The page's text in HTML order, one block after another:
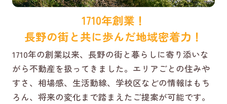
1710年創業！
長野の街と共に歩んだ地域密着力！
1710年の創業以来、長野の街と暮らしに寄り添いな
がら不動産を扱ってきました。エリアごとの住みや
すさ、相場感、生活動線、学校区などの情報はもち
ろん、将来の変化まで踏まえたご提案が可能です。